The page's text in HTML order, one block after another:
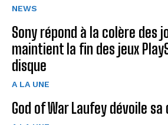
NEWS
Sony répond à la colère des
maintient la fin des jeux
disque
A LA UNE
God of War Laufey dévoile